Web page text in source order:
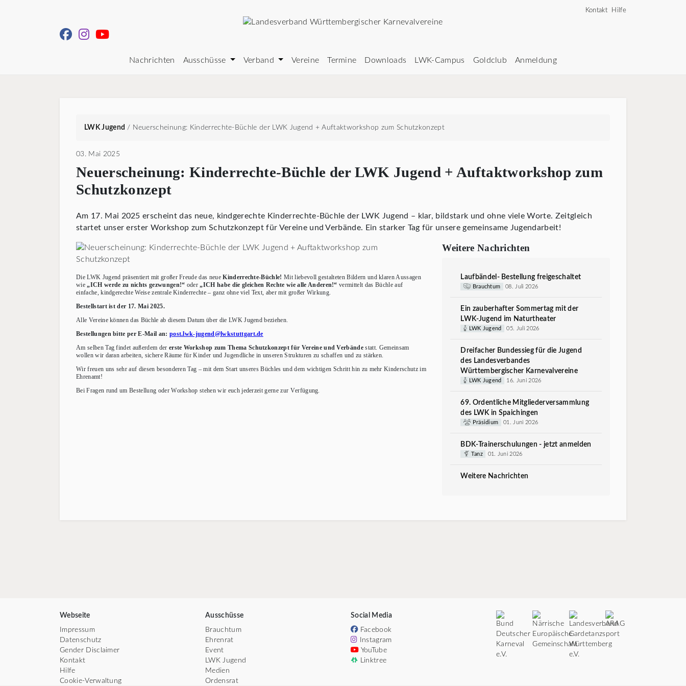
Kontakt Hilfe
Nachrichten Ausschüsse Verband Vereine Termine Downloads LWK-Campus Goldclub Anmeldung
LWK Jugend / Neuerscheinung: Kinderrechte-Büchle der LWK Jugend + Auftaktworkshop zum Schutzkonzept
03. Mai 2025
Neuerscheinung: Kinderrechte-Büchle der LWK Jugend + Auftaktworkshop zum
Schutzkonzept
Am 17. Mai 2025 erscheint das neue, kindgerechte Kinderrechte-Büchle der LWK Jugend – klar, bildstark und ohne viele Worte. Zeitgleich
startet unser erster Workshop zum Schutzkonzept für Vereine und Verbände. Ein starker Tag für unsere gemeinsame Jugendarbeit!
Die LWK Jugend präsentiert mit großer Freude das neueKinderrechte-Büchle!Mit liebevoll gestalteten Bildern und klaren Aussagen
wie„ICH werde zu nichts gezwungen!“ oder„ICH habe die gleichen Rechte wie alle Anderen!“ vermittelt das Büchle auf
einfache, kindgerechte Weise zentrale Kinderrechte – ganz ohne viel Text, aber mit großer Wirkung.
Bestellstart ist der 17. Mai 2025.
Alle Vereine können das Büchle ab diesem Datum über die LWK Jugend beziehen.
Bestellungen bitte per E-Mail an: post.lwk-jugend@lwkstuttgart.de
Am selben Tag findet außerdem der erste Workshop zum Thema Schutzkonzept für Vereine und Verbändestatt. Gemeinsam
wollen wir daran arbeiten, sichere Räume für Kinder und Jugendliche in unseren Strukturen zu schaffen und zu stärken.
Wir freuen uns sehr auf diesen besonderen Tag – mit dem Start unseres Büchles und dem wichtigen Schritt hin zu mehr Kinderschutz im
Ehrenamt!
Bei Fragen rund um Bestellung oder Workshop stehen wir euch jederzeit gerne zur Verfügung.
Weitere Nachrichten
Laufbändel- Bestellung freigeschaltet
Brauchtum 08. Juli 2026
Ein zauberhafter Sommertag mit der
LWK-Jugend im Naturtheater
LWK Jugend 05. Juli 2026
Dreifacher Bundessieg für die Jugend
des Landesverbandes
Württembergischer Karnevalvereine
LWK Jugend 16. Juni 2026
69. Ordentliche Mitgliederversammlung
des LWK in Spaichingen
Präsidium 01. Juni 2026
BDK-Trainerschulungen - jetzt anmelden
Tanz 01. Juni 2026
Weitere Nachrichten
Webseite
Impressum
Datenschutz
Gender Disclaimer
Kontakt
Hilfe
Cookie-Verwaltung
Ausschüsse
Brauchtum
Ehrenrat
Event
LWK Jugend
Medien
Ordensrat
Social Media
Facebook
Instagram
YouTube
Linktree